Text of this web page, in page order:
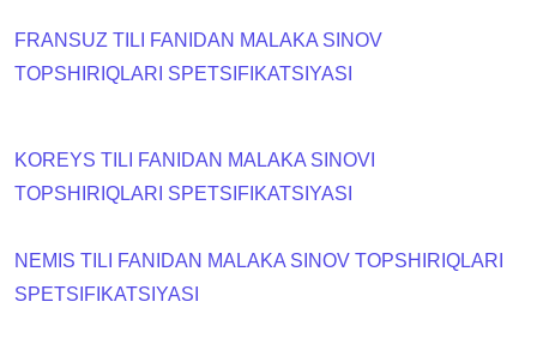
FRANSUZ TILI FANIDAN MALAKA SINOV
TOPSHIRIQLARI SPETSIFIKATSIYASI
KOREYS TILI FANIDAN MALAKA SINOVI
TOPSHIRIQLARI SPETSIFIKATSIYASI
NEMIS TILI FANIDAN MALAKA SINOV TOPSHIRIQLARI
SPETSIFIKATSIYASI